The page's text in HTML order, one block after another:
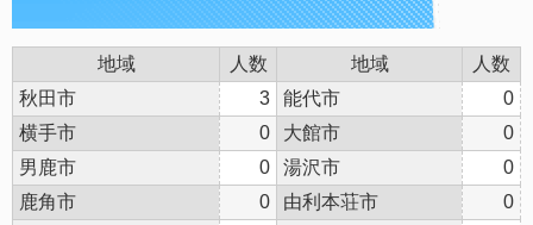
地域 人数 地域
人数
秋田市
3 能代市
0
横手市
0 大館市
0
男鹿市
0 湯沢市
0
鹿角市
0 由利本荘市
0